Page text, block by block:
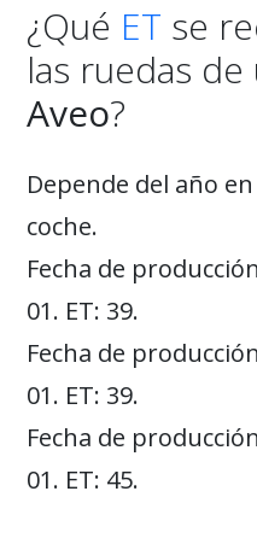
¿Qué ET se
las ruedas de
Aveo?
Depende del año
coche.
Fecha de
01. ET: 39.
Fecha de
01. ET: 39.
Fecha de
01. ET: 45.